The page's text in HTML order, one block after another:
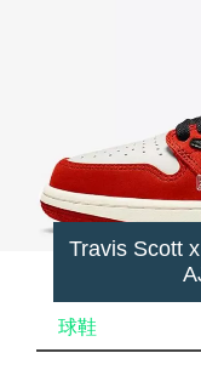
Travis Scott
球鞋